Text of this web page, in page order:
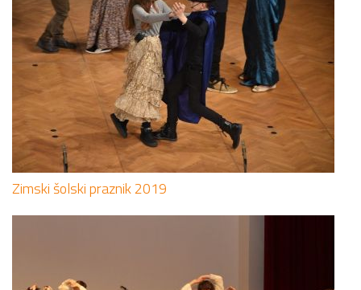
Zimski šolski praznik 2019